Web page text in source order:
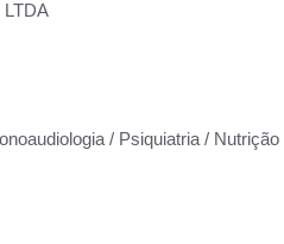
LTDA
/ Psiquiatria /